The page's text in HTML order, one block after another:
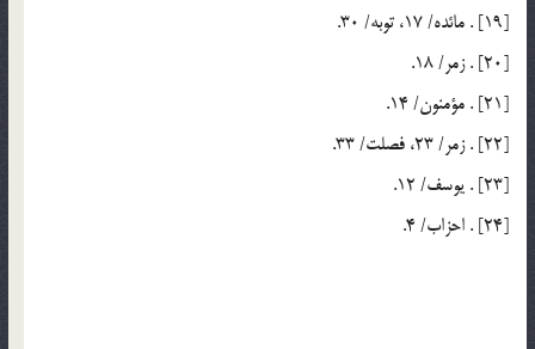
[19] . مائده/ 17، توبه/ 30.
[20] . زمر/ 18.
[21] . مؤمنون/ 14.
[22] . زمر/ 23، فصلت/ 33.
[23] . يوسف/ 12.
[24] . احزاب/ 4.